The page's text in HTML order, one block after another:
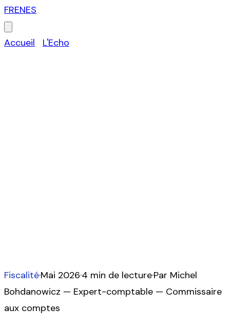
FRENES
Accueil L'Echo
Fiscalité·Mai 2026·4 min de lecture·Par Michel
Bohdanowicz — Expert-comptable — Commissaire
aux comptes